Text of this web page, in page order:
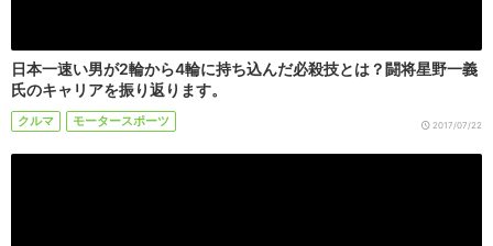
日本一速い男が2輪から4輪に持ち込んだ必殺技とは？闘将星野一義
氏のキャリアを振り返ります。
クルマ モータースポーツ 2017/07/22